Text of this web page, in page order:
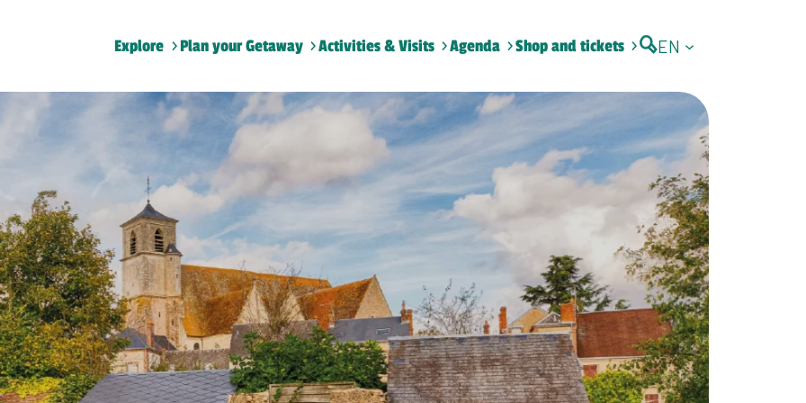
Explore Plan your Getaway Activities & Visits Agenda Shop and tickets EN